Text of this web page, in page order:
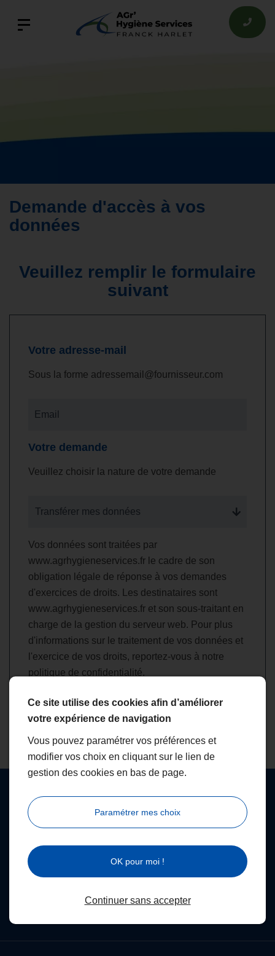
Demande d'accès à vos
données
Veuillez remplir le formulaire
suivant
Votre adresse-mail
Sous la forme adressemail@fournisseur.com
Email
Votre demande
Veuillez choisir la nature de votre demande
Transférer mes données
Vos données sont traitées par
www.agrhygieneservices.fr le cadre de son
obligation légale de réponse à vos demandes
d'exercices de droits. Les destinataires sont
www.agrhygieneservices.fr et son sous-traitant en
charge de la gestion du serveur web. Pour plus
d'informations sur le traitement de vos données et
l'exercice de vos droits, reportez-vous à notre
politique de confidentialité.
Envoyer
Ce site utilise des cookies afin d’améliorer
votre expérience de navigation
Vous pouvez paramétrer vos préférences et
modifier vos choix en cliquant sur le lien de
gestion des cookies en bas de page.
Paramétrer mes choix
OK pour moi !
Continuer sans accepter